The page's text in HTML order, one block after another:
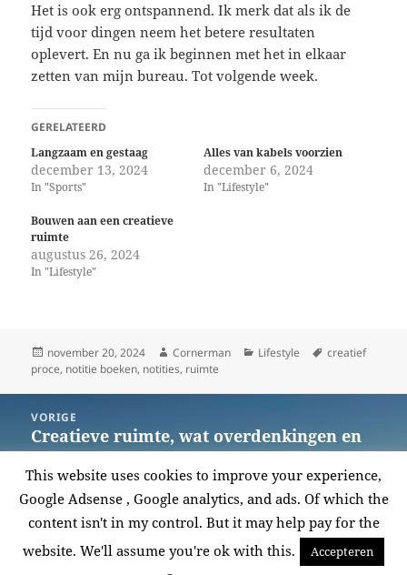
Het is ook erg ontspannend. Ik merk dat als ik de
tijd voor dingen neem het betere resultaten
oplevert. En nu ga ik beginnen met het in elkaar
zetten van mijn bureau. Tot volgende week.
GERELATEERD
Langzaam en gestaag
december 13, 2024
In "Sports"
Alles van kabels voorzien
december 6, 2024
In "Lifestyle"
Bouwen aan een creatieve
ruimte
augustus 26, 2024
In "Lifestyle"
Geplaatst
op
november 20, 2024 Auteur
Cornerman Categorieën
Lifestyle Tags
creatief
proce, notitie boeken, notities, ruimte
VORIGE
Vorige
Creatieve ruimte, wat overdenkingen en
Max MSP 9
VOLGENDE
Volgende
bericht:
Inrichten van de creatieve ruimte
This website uses cookies to improve your experience,
Google Adsense , Google analytics, and ads. Of which the
content isn't in my control. But it may help pay for the
website. We'll assume you're ok with this.
Accepteren